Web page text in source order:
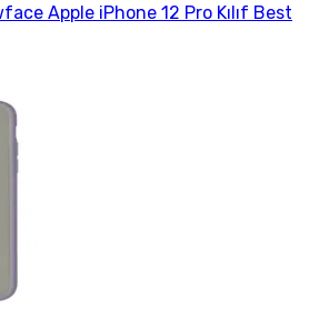
Apple iPhone 12 Pro Kılıf Best